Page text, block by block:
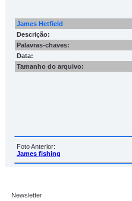
James Hetfield
Descrição:
Palavras-chaves:
Data:
Tamanho do arquivo:
Foto Anterior:
James fishing
Newsletter